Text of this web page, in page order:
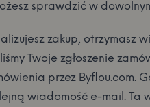
sprawdzić w
zakup, otrzymasz
Twoje zgłoszenie
przez Byflou.com.
wiadomość e-mail. Ta